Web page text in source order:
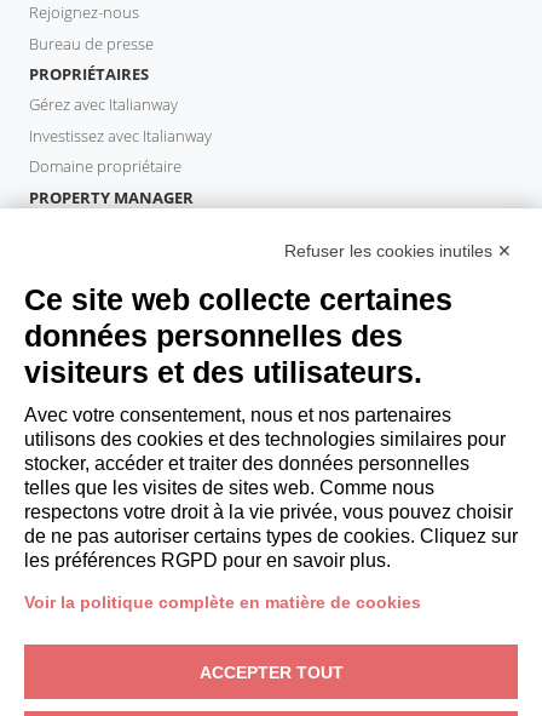
Rejoignez-nous
Bureau de presse
PROPRIÉTAIRES
Gérez avec Italianway
Investissez avec Italianway
Domaine propriétaire
PROPERTY MANAGER
INVITÉS
Réservez un séjour
Séjour longue durée
Expériences pour les clients
Reductions pour les clients
Conventions pour les entreprises
booking@italianway.house
+390286882952
N° TVA: 08839180968 - PMI Innovativa
Refuser les cookies inutiles ✕
Ce site web collecte certaines
données personnelles des
visiteurs et des utilisateurs.
Avec votre consentement, nous et nos partenaires
utilisons des cookies et des technologies similaires pour
stocker, accéder et traiter des données personnelles
telles que les visites de sites web. Comme nous
respectons votre droit à la vie privée, vous pouvez choisir
de ne pas autoriser certains types de cookies. Cliquez sur
les préférences RGPD pour en savoir plus.
Voir la politique complète en matière de cookies
ACCEPTER TOUT